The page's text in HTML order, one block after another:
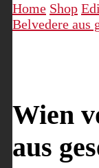
Home Shop
Belvedere aus
Wien
aus